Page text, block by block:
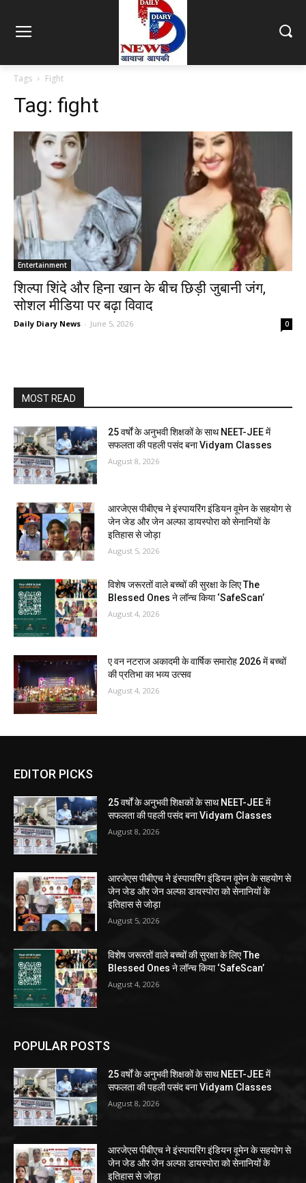
Tags Fight
Tag: fight
Entertainment
शिल्पा शिंदे और हिना खान के बीच छिड़ी जुबानी जंग,
सोशल मीडिया पर बढ़ा विवाद
Daily Diary News - June 5, 2026 0
MOST READ
25 वर्षों के अनुभवी शिक्षकों के साथ NEET-JEE में
सफलता की पहली पसंद बना Vidyam Classes
August 8, 2026
आरजेएस पीबीएच ने इंस्पायरिंग इंडियन वूमेन के सहयोग से
जेन जेड और जेन अल्फा डायस्पोरा को सेनानियों के
इतिहास से जोड़ा
August 5, 2026
विशेष जरूरतों वाले बच्चों की सुरक्षा के लिए The
Blessed Ones ने लॉन्च किया ‘SafeScan’
August 4, 2026
ए वन नटराज अकादमी के वार्षिक समारोह 2026 में बच्चों
की प्रतिभा का भव्य उत्सव
August 4, 2026
EDITOR PICKS
25 वर्षों के अनुभवी शिक्षकों के साथ NEET-JEE में
सफलता की पहली पसंद बना Vidyam Classes
August 8, 2026
आरजेएस पीबीएच ने इंस्पायरिंग इंडियन वूमेन के सहयोग से
जेन जेड और जेन अल्फा डायस्पोरा को सेनानियों के
इतिहास से जोड़ा
August 5, 2026
विशेष जरूरतों वाले बच्चों की सुरक्षा के लिए The
Blessed Ones ने लॉन्च किया ‘SafeScan’
August 4, 2026
POPULAR POSTS
25 वर्षों के अनुभवी शिक्षकों के साथ NEET-JEE में
सफलता की पहली पसंद बना Vidyam Classes
August 8, 2026
आरजेएस पीबीएच ने इंस्पायरिंग इंडियन वूमेन के सहयोग से
जेन जेड और जेन अल्फा डायस्पोरा को सेनानियों के
इतिहास से जोड़ा